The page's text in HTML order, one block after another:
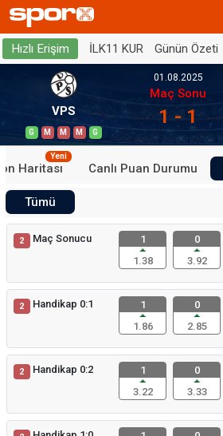
Hızlı Erişim İLK11 KUR Günün Özeti
VPS
G M M M G
01.08.2025
Maç Sonu
1 - 1
Haritası
Yeni
Canlı Puan Durumu
Tümü
2 Maç Sonucu
1
1.38
0
3.92
2 Handikap 0:1
1
1.86
0
2.85
2 Handikap 0:2
1
3.22
0
3.33